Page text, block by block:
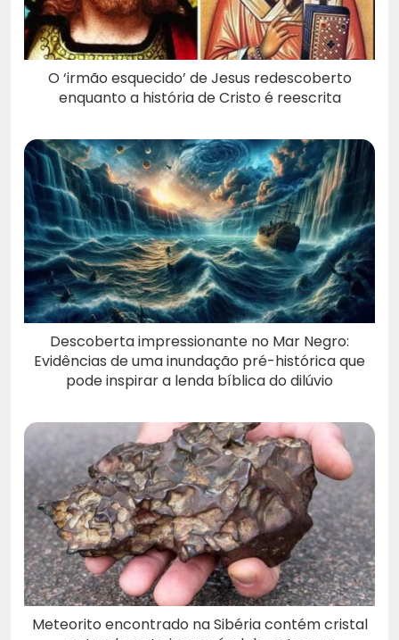
O ‘irmão esquecido’ de Jesus redescoberto
enquanto a história de Cristo é reescrita
Descoberta impressionante no Mar Negro:
Evidências de uma inundação pré-histórica que
pode inspirar a lenda bíblica do dilúvio
Meteorito encontrado na Sibéria contém cristal